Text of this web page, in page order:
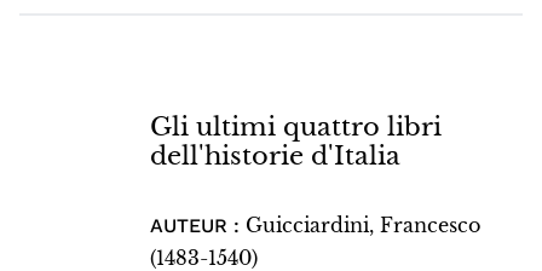
Gli ultimi quattro libri
dell'historie d'Italia
AUTEUR : Guicciardini, Francesco
(1483-1540)